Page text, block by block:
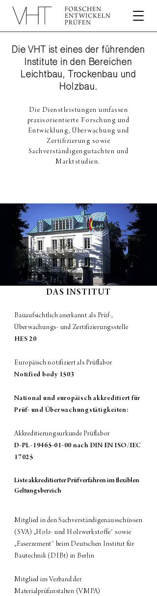
DieVHT
ist eines der führenden
Institute in den Bereichen
Leichtbau, Trockenbau und
Holzbau.
Die Dienstleistungen umfassen
praxisorientierte Forschung und
Entwicklung, Überwachung und
Zertifizierung sowie
Sachverständigengutachten und
Marktstudien.
DAS INSTITUT
Bauaufsichtlich anerkannt als Prüf-,
Überwachungs- und Zertifizierungsstelle
HES 20
Europäisch notifiziert als Prüflabor
Notified body 1503
National und europäisch akkreditiert für
Prüf- und Überwachungstätigkeiten:
Akkreditierungsurkunde Prüflabor
D-PL-19465-01-00 nach DIN EN ISO/IEC
17025
Liste akkreditierter Prüfverfahren im flexiblen
Geltungsbereich
Mitglied in den Sachverständigenausschüssen
(SVA) „Holz- und Holzwerkstoffe“ sowie
„Faserzement“ beim Deutschen Institut für
Bautechnik (DIBt) in Berlin
Mitglied im Verband der
Materialprüfanstalten (VMPA)